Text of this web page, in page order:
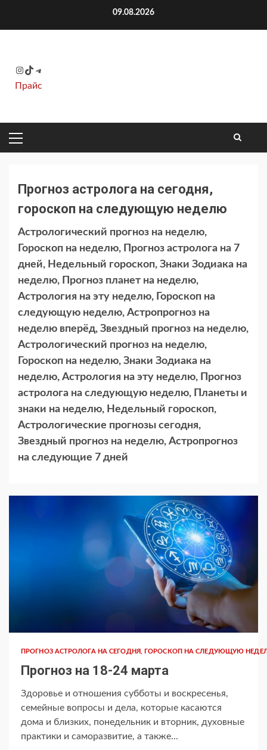
09.08.2026
Instagram
TikTok
Telegram
Прайс
ОСНОВНОЕ
МЕНЮ
Прогноз астролога на сегодня,
гороскоп на следующую неделю
Астрологический прогноз на неделю,
Гороскоп на неделю, Прогноз астролога на 7
дней, Недельный гороскоп, Знаки Зодиака на
неделю, Прогноз планет на неделю,
Астрология на эту неделю, Гороскоп на
следующую неделю, Астропрогноз на
неделю вперёд, Звездный прогноз на неделю,
Астрологический прогноз на неделю,
Гороскоп на неделю, Знаки Зодиака на
неделю, Астрология на эту неделю, Прогноз
астролога на следующую неделю, Планеты и
знаки на неделю, Недельный гороскоп,
Астрологические прогнозы сегодня,
Звездный прогноз на неделю, Астропрогноз
на следующие 7 дней
ПРОГНОЗ АСТРОЛОГА НА СЕГОДНЯ, ГОРОСКОП НА СЛЕДУЮЩУЮ
Прогноз на 18-24 марта
Здоровье и отношения субботы и воскресенья,
семейные вопросы и дела, которые касаются
дома и близких, понедельник и вторник, духовные
практики и саморазвитие, а также...